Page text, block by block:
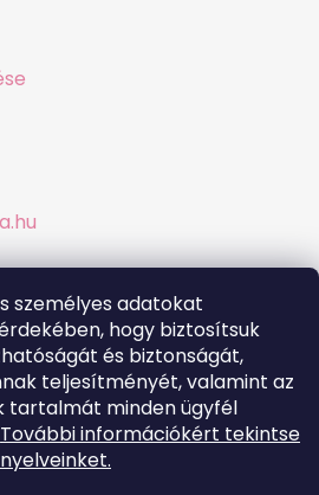
személyes adatokat
hogy biztosítsuk
és biztonságát,
teljesítményét, valamint az
tartalmát minden ügyfél
További információkért tekintse
biztosítunk